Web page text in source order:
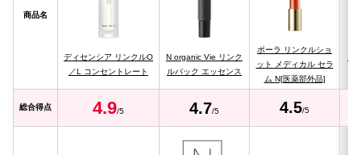
商品名
ディセンシア リンクルO
／L コンセントレート
N organic Vie リンク
ルパック エッセンス
ポーラ リンクルショ
ット メディカル セラ
ム N[医薬部外品]
総合得点 4.9/5 4.7/5 4.5/5